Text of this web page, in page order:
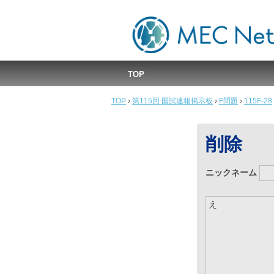
MEC国試速報掲示板
TOP
TOP › 第115回 国試速報掲示板 › F問題 › 115F-28
削除
ニックネーム